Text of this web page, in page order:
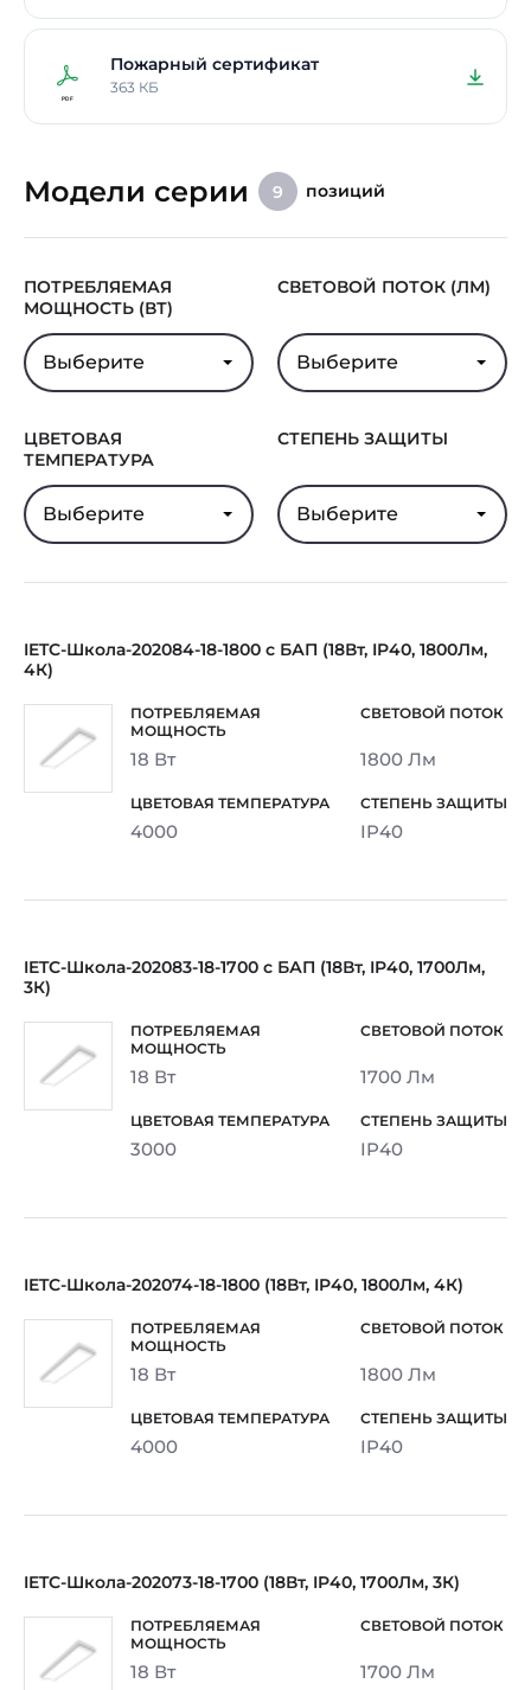
Пожарный сертификат
363 КБ
Модели серии 9 позиций
ПОТРЕБЛЯЕМАЯ
МОЩНОСТЬ (ВТ)
Выберите
СВЕТОВОЙ ПОТОК (ЛМ)
Выберите
ЦВЕТОВАЯ
ТЕМПЕРАТУРА
Выберите
СТЕПЕНЬ ЗАЩИТЫ
Выберите
IETC-Школа-202084-18-1800 с БАП (18Вт, IP40, 1800Лм,
4К)
18 Вт 1800 Лм
4000 IP40
IETC-Школа-202083-18-1700 с БАП (18Вт, IP40, 1700Лм,
3К)
18 Вт 1700 Лм
3000 IP40
IETC-Школа-202074-18-1800 (18Вт, IP40, 1800Лм, 4К)
18 Вт 1800 Лм
4000 IP40
IETC-Школа-202073-18-1700 (18Вт, IP40, 1700Лм, 3К)
18 Вт 1700 Лм